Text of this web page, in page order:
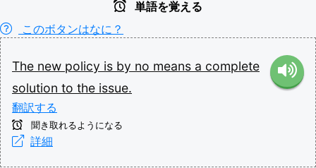
単語を覚える
このボタンはなに？
The new policy is by no means a complete
solution to the issue.
翻訳する
聞き取れるようになる
詳細